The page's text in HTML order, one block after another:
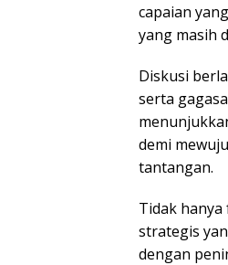
capaian
yang masih
Diskusi
serta
demi
tantangan.
Tidak
strategis
dengan